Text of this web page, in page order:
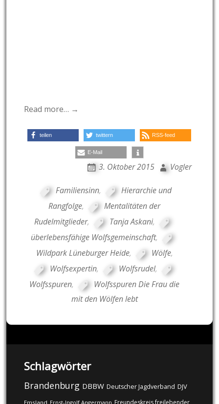
Read more… →
teilen twittern RSS-feed
E-Mail
3. Oktober 2015 Vogler
Familiensinn,
Hierarchie und
Rangfolge,
Mentalitäten der
Rudelmitglieder, Tanja Askani,
überlebensfähige Wolfsgemeinschaft,
Wildpark Lüneburger Heide, Wölfe,
Wolfsexpertin, Wolfsrudel,
Wolfsspuren,
Wolfsspuren Die Frau die
mit den Wölfen lebt
Schlagwörter
Brandenburg DBBW Deutscher Jagdverband DJV
Emsland Ernst-Ingolf Angermann Freundeskreis freilebender